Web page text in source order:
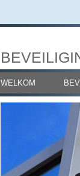
WELKOM